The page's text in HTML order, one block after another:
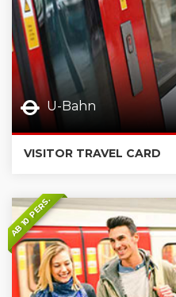
U-Bahn
VISITOR TRAVEL CARD
AB 10 PERS.